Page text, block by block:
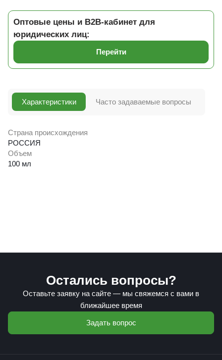
Оптовые цены и B2B-кабинет для
юридических лиц:
Перейти
Характеристики
Страна происхождения
РОССИЯ
Объем
100 мл
Часто задаваемые вопросы
Остались вопросы?
Оставьте заявку на сайте — мы свяжемся с вами в
ближайшее время
Задать вопрос